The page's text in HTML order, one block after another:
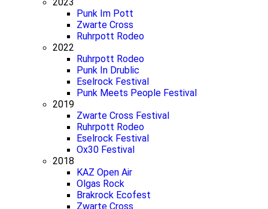
Punk Im Pott
Zwarte Cross
Ruhrpott Rodeo
2022
Ruhrpott Rodeo
Punk In Drublic
Eselrock Festival
Punk Meets People Festival
2019
Zwarte Cross Festival
Ruhrpott Rodeo
Eselrock Festival
Ox30 Festival
2018
KAZ Open Air
Olgas Rock
Brakrock Ecofest
Zwarte Cross